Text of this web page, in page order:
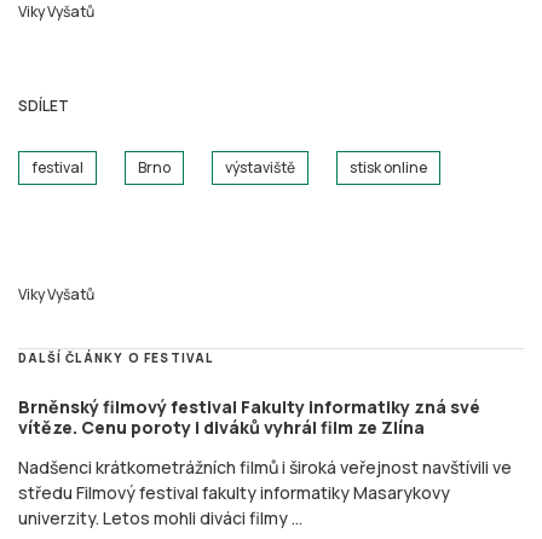
Viky Vyšatů
SDÍLET
festival Brno výstaviště stisk online
Viky Vyšatů
DALŠÍ ČLÁNKY O FESTIVAL
Brněnský filmový festival Fakulty informatiky zná své
vítěze. Cenu poroty i diváků vyhrál film ze Zlína
Nadšenci krátkometrážních filmů i široká veřejnost navštívili ve
středu Filmový festival fakulty informatiky Masarykovy
univerzity. Letos mohli diváci filmy ...